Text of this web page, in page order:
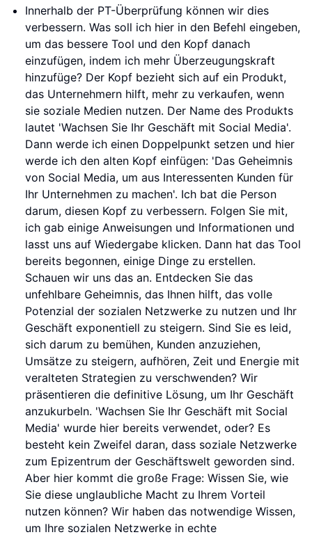
Innerhalb der PT-Überprüfung können wir dies
verbessern. Was soll ich hier in den Befehl eingeben,
um das bessere Tool und den Kopf danach
einzufügen, indem ich mehr Überzeugungskraft
hinzufüge? Der Kopf bezieht sich auf ein Produkt,
das Unternehmern hilft, mehr zu verkaufen, wenn
sie soziale Medien nutzen. Der Name des Produkts
lautet 'Wachsen Sie Ihr Geschäft mit Social Media'.
Dann werde ich einen Doppelpunkt setzen und hier
werde ich den alten Kopf einfügen: 'Das Geheimnis
von Social Media, um aus Interessenten Kunden für
Ihr Unternehmen zu machen'. Ich bat die Person
darum, diesen Kopf zu verbessern. Folgen Sie mit,
ich gab einige Anweisungen und Informationen und
lasst uns auf Wiedergabe klicken. Dann hat das Tool
bereits begonnen, einige Dinge zu erstellen.
Schauen wir uns das an. Entdecken Sie das
unfehlbare Geheimnis, das Ihnen hilft, das volle
Potenzial der sozialen Netzwerke zu nutzen und Ihr
Geschäft exponentiell zu steigern. Sind Sie es leid,
sich darum zu bemühen, Kunden anzuziehen,
Umsätze zu steigern, aufhören, Zeit und Energie mit
veralteten Strategien zu verschwenden? Wir
präsentieren die definitive Lösung, um Ihr Geschäft
anzukurbeln. 'Wachsen Sie Ihr Geschäft mit Social
Media' wurde hier bereits verwendet, oder? Es
besteht kein Zweifel daran, dass soziale Netzwerke
zum Epizentrum der Geschäftswelt geworden sind.
Aber hier kommt die große Frage: Wissen Sie, wie
Sie diese unglaubliche Macht zu Ihrem Vorteil
nutzen können? Wir haben das notwendige Wissen,
um Ihre sozialen Netzwerke in echte